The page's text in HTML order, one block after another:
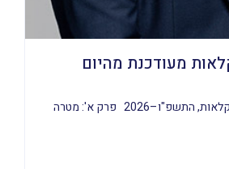
מעודכנת מהיום
הצעת חוק קידום החקלאות, התשפ"ו–2026 פרק א': מטרה